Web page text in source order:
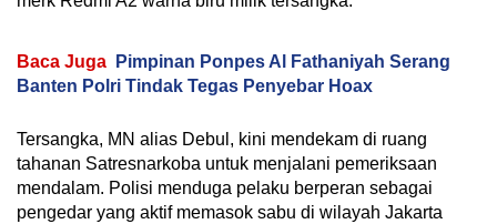
Baca Juga
Pimpinan Ponpes Al Fathaniyah Serang
Banten Polri Tindak Tegas Penyebar Hoax
Tersangka, MN alias Debul, kini mendekam di ruang
tahanan Satresnarkoba untuk menjalani pemeriksaan
mendalam. Polisi menduga pelaku berperan sebagai
pengedar yang aktif memasok sabu di wilayah Jakarta